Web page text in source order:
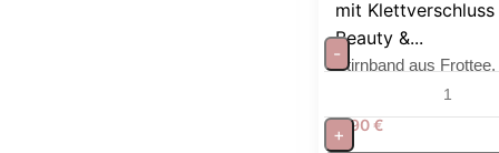
mit
Beauty &...
Stirnband aus
waschbar für
5,90€
-
+